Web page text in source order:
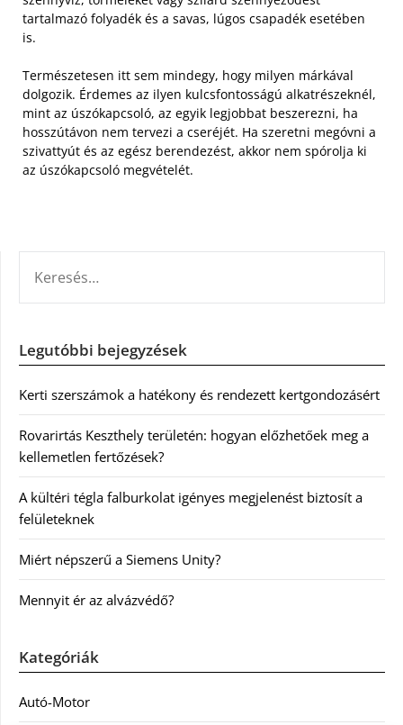
tartalmazó folyadék és a savas, lúgos csapadék esetében
is.
Természetesen itt sem mindegy, hogy milyen márkával
dolgozik. Érdemes az ilyen kulcsfontosságú alkatrészeknél,
mint az úszókapcsoló, az egyik legjobbat beszerezni, ha
hosszútávon nem tervezi a cseréjét. Ha szeretni megóvni a
szivattyút és az egész berendezést, akkor nem spórolja ki
az úszókapcsoló megvételét.
Legutóbbi bejegyzések
Kerti szerszámok a hatékony és rendezett kertgondozásért
Rovarirtás Keszthely területén: hogyan előzhetőek meg a
kellemetlen fertőzések?
A kültéri tégla falburkolat igényes megjelenést biztosít a
felületeknek
Miért népszerű a Siemens Unity?
Mennyit ér az alvázvédő?
Kategóriák
Autó-Motor